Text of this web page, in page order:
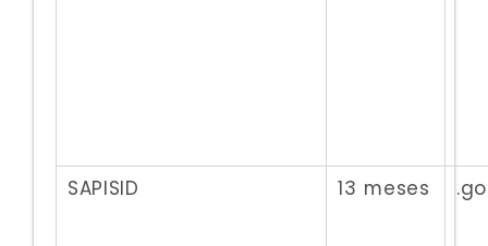
SAPISID 13 meses